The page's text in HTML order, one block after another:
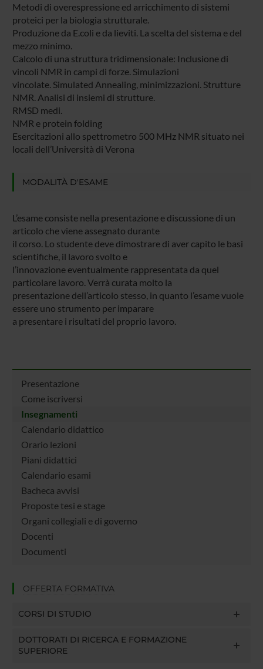
Metodi di overespressione ed arricchimento di sistemi
proteici per la biologia strutturale.
Produzione da E.coli e da lieviti. La scelta del sistema e del
mezzo minimo.
Calcolo di una struttura tridimensionale: Inclusione di
vincoli NMR in campi di forze. Simulazioni
vincolate. Simulated Annealing, minimizzazioni. Strutture
NMR. Analisi di insiemi di strutture.
RMSD medi.
NMR e protein folding
Esercitazioni allo spettrometro 500 MHz NMR situato nei
locali dell’Università di Verona
MODALITÀ D'ESAME
L’esame consiste nella presentazione e discussione di un
articolo che viene assegnato durante
il corso. Lo studente deve dimostrare di aver capito le basi
scientifiche, il lavoro svolto e
l’innovazione eventualmente rappresentata da quel
particolare lavoro. Verrà curata molto la
presentazione dell’articolo stesso, in quanto l’esame vuole
essere uno strumento per imparare
a presentare i risultati del proprio lavoro.
Presentazione
Come iscriversi
Insegnamenti
Calendario didattico
Orario lezioni
Piani didattici
Calendario esami
Bacheca avvisi
Proposte tesi e stage
Organi collegiali e di governo
Docenti
Documenti
OFFERTA FORMATIVA
CORSI DI STUDIO
DOTTORATI DI RICERCA E FORMAZIONE
SUPERIORE